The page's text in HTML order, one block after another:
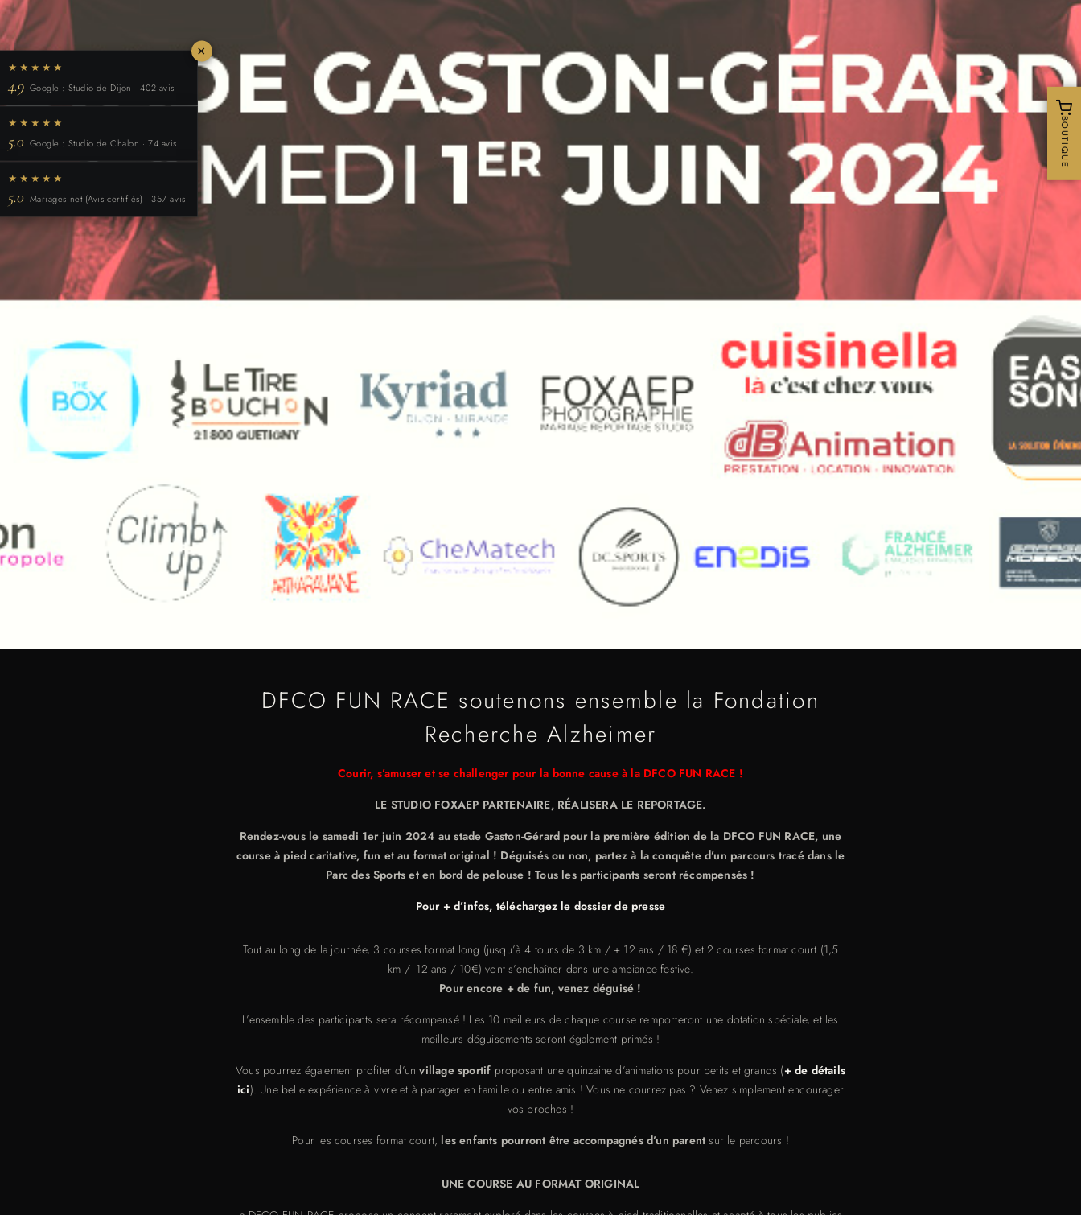
DFCO FUN RACE soutenons ensemble la Fondation
Recherche Alzheimer
Courir, s’amuser et se challenger pour la bonne cause à la DFCO FUN RACE !
LE STUDIO FOXAEP PARTENAIRE, RÉALISERA LE REPORTAGE.
Rendez-vous le samedi 1er juin 2024 au stade Gaston-Gérard pour la première édition de la DFCO FUN RACE, une
course à pied caritative, fun et au format original ! Déguisés ou non, partez à la conquête d’un parcours tracé dans le
Parc des Sports et en bord de pelouse ! Tous les participants seront récompensés !
Pour + d’infos, téléchargez le dossier de presse
Tout au long de la journée, 3 courses format long (jusqu’à 4 tours de 3 km / + 12 ans / 18 €) et 2 courses format court (1,5
km / -12 ans / 10€) vont s’enchaîner dans une ambiance festive.
Pour encore + de fun, venez déguisé !
L’ensemble des participants sera récompensé ! Les 10 meilleurs de chaque course remporteront une dotation spéciale, et les
meilleurs déguisements seront également primés !
Vous pourrez également profiter d’unvillage sportif proposant une quinzaine d’animations pour petits et grands (+ de détails
ici). Une belle expérience à vivre et à partager en famille ou entre amis ! Vous ne courrez pas ? Venez simplement encourager
vos proches !
Pour les courses format court, les enfants pourront être accompagnés d’un parentsur le parcours !
UNE COURSE AU FORMAT ORIGINAL
×
★★★★★
4.9 Google : Studio de Dijon · 402 avis
★★★★★
5.0 Google : Studio de Chalon · 74 avis
★★★★★
5.0 Mariages.net (Avis certifiés) · 357 avis
BOUTIQUE